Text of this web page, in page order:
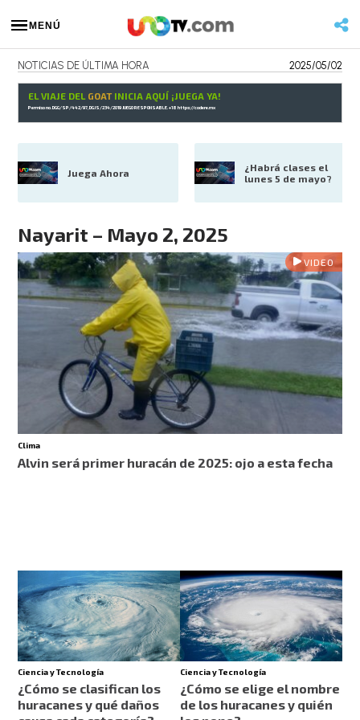
MENÚ
NOTICIAS DE ÚLTIMA HORA 2025/05/02
EL VIAJE DEL GOATINICIA AQUÍ ¡JUEGA YA!
Permiso no. DGG/SP/442/97, DGJS/234/2019 JUEGO RESPONSABLE. +18 https://codere.mx
Juega Ahora
¿Habrá clases el
lunes 5 de mayo?
Nayarit – Mayo 2, 2025
VIDEO
Clima
Alvin será primer huracán de 2025: ojo a esta fecha
Ciencia y Tecnología
¿Cómo se clasifican los
huracanes y qué daños
Ciencia y Tecnología
¿Cómo se elige el nombre
de los huracanes y quién